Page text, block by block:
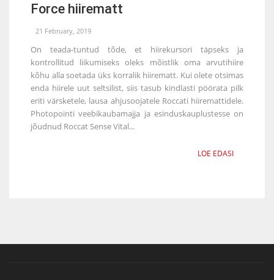
Force hiirematt
21 February, 2019
On teada-tuntud tõde, et hiirekursori täpseks ja
kontrollitud liikumiseks oleks mõistlik oma arvutihiire
kõhu alla soetada üks korralik hiirematt. Kui olete otsimas
enda hiirele uut seltsilist, siis tasub kindlasti pöörata pilk
eriti värsketele, lausa ahjusoojatele Roccati hiiremattidele.
Photopointi veebikaubamajja ja esinduskauplustesse on
jõudnud Roccat Sense Vital...
LOE EDASI